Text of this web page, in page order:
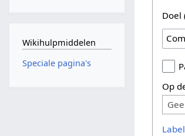
Doel
Op
Wikihulpmiddelen
Speciale pagina's